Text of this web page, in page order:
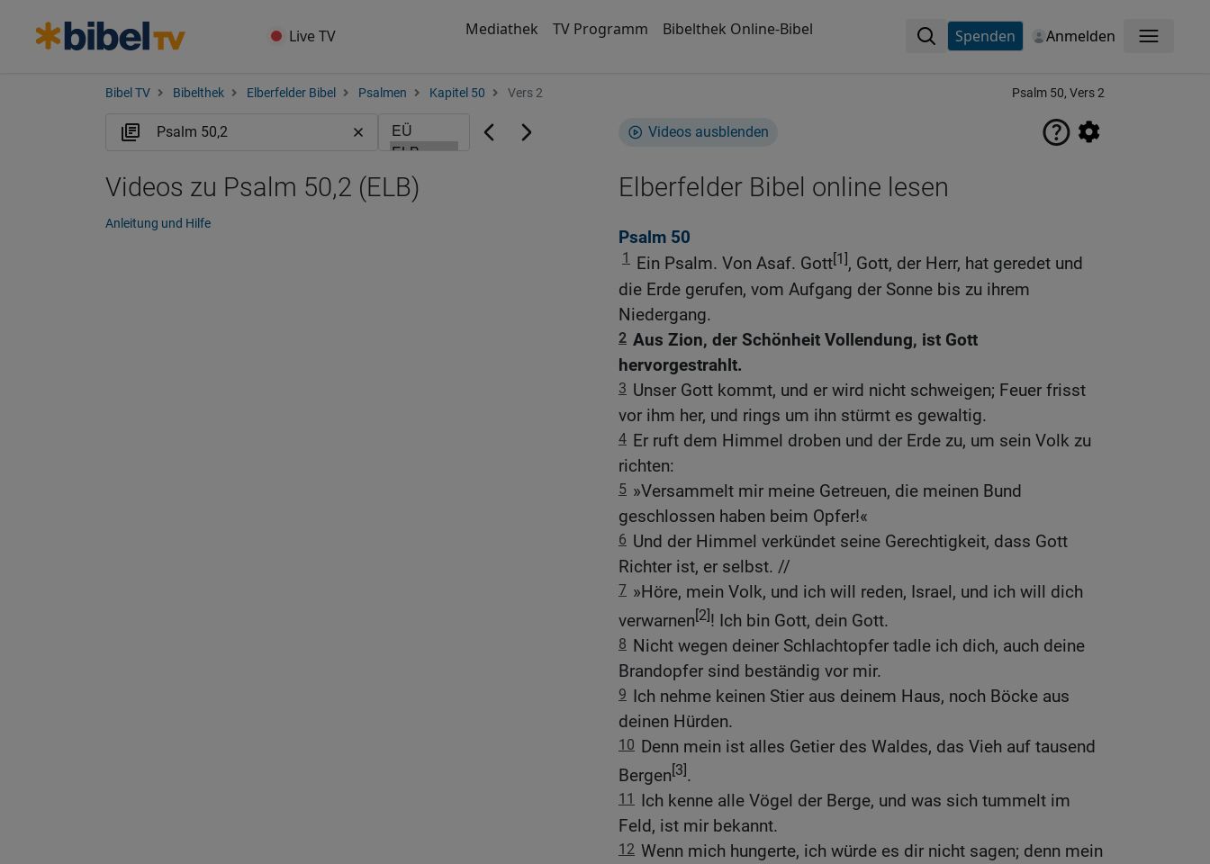
Live TV Mediathek TV Programm Bibelthek Online-Bibel Spenden Anmelden Menü
Bibel TV Bibelthek Elberfelder Bibel Psalmen Kapitel 50 Vers 2 Psalm 50, Vers 2
Videos ausblenden
Elberfelder Bibel online lesen
Psalm 50
1 Ein Psalm. Von Asaf. Gott[1], Gott, der Herr, hat geredet und
die Erde gerufen, vom Aufgang der Sonne bis zu ihrem
Niedergang.
2 Aus Zion, der Schönheit Vollendung, ist Gott
hervorgestrahlt.
3 Unser Gott kommt, und er wird nicht schweigen; Feuer frisst
vor ihm her, und rings um ihn stürmt es gewaltig.
4 Er ruft dem Himmel droben und der Erde zu, um sein Volk zu
richten:
5 »Versammelt mir meine Getreuen, die meinen Bund
geschlossen haben beim Opfer!«
6 Und der Himmel verkündet seine Gerechtigkeit, dass Gott
Richter ist, er selbst. //
7 »Höre, mein Volk, und ich will reden, Israel, und ich will dich
verwarnen[2]! Ich bin Gott, dein Gott.
8 Nicht wegen deiner Schlachtopfer tadle ich dich, auch deine
Brandopfer sind beständig vor mir.
9 Ich nehme keinen Stier aus deinem Haus, noch Böcke aus
deinen Hürden.
10 Denn mein ist alles Getier des Waldes, das Vieh auf tausend
Bergen[3].
11
Ich kenne alle Vögel der Berge, und was sich tummelt im
Feld, ist mir bekannt.
12 Wenn mich hungerte, ich würde es dir nicht sagen; denn mein
Videos zu Psalm 50,2 (ELB)
Anleitung und Hilfe